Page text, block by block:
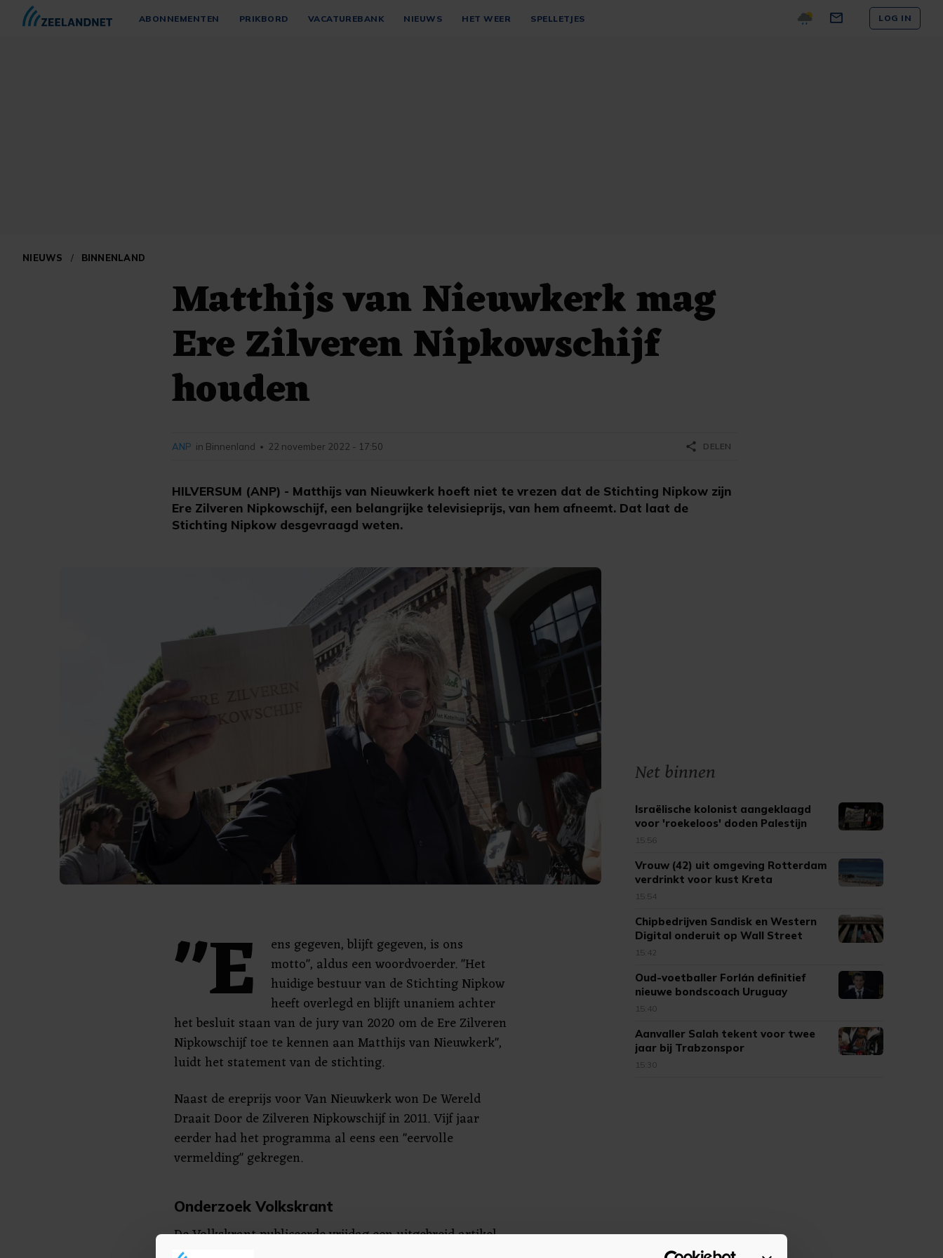
ABONNEMENTEN PRIKBORD VACATUREBANK NIEUWS HET WEER SPELLETJES LOG IN
NIEUWS / BINNENLAND
Matthijs van Nieuwkerk mag
Ere Zilveren Nipkowschijf
houden
HILVERSUM (ANP) - Matthijs van Nieuwkerk hoeft niet te vrezen dat de Stichting Nipkow zijn
Ere Zilveren Nipkowschijf, een belangrijke televisieprijs, van hem afneemt. Dat laat de
Stichting Nipkow desgevraagd weten.
ANP in Binnenland • 22 november 2022 - 17:50 share DELEN
"E
ens gegeven, blijft gegeven, is ons
motto", aldus een woordvoerder. "Het
huidige bestuur van de Stichting Nipkow
heeft overlegd en blijft unaniem achter
het besluit staan van de jury van 2020 om de Ere Zilveren
Nipkowschijf toe te kennen aan Matthijs van Nieuwkerk",
luidt het statement van de stichting.
Naast de ereprijs voor Van Nieuwkerk won De Wereld
Draait Door de Zilveren Nipkowschijf in 2011. Vijf jaar
eerder had het programma al eens een "eervolle
vermelding" gekregen.
Onderzoek Volkskrant
De Volkskrant publiceerde vrijdag een uitgebreid artikel
Net binnen
Israëlische kolonist aangeklaagd
voor 'roekeloos' doden Palestijn
15:56
Vrouw (42) uit omgeving Rotterdam
verdrinkt voor kust Kreta
15:54
Chipbedrijven Sandisk en Western
Digital onderuit op Wall Street
15:42
Oud-voetballer Forlán definitief
nieuwe bondscoach Uruguay
15:40
Aanvaller Salah tekent voor twee
jaar bij Trabzonspor
15:30